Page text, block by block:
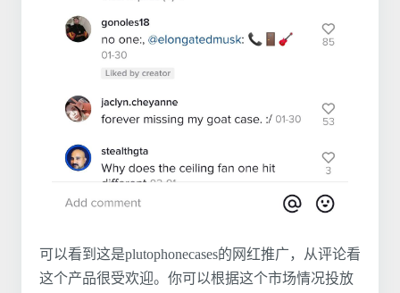
可以看到这是plutophonecases的网红推广，从评论看
这个产品很受欢迎。你可以根据这个市场情况投放